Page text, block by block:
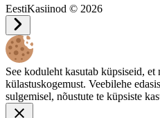
EestiKasiinod © 2026
See koduleht kasutab küpsiseid, et
külastuskogemust. Veebilehe
sulgemisel, nõustute te küpsiste